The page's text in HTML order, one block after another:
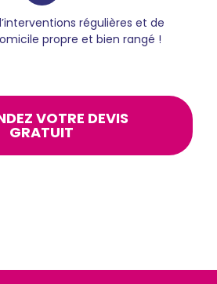
régulières et de
propre et bien rangé !
VOTRE DEVIS
GRATUIT